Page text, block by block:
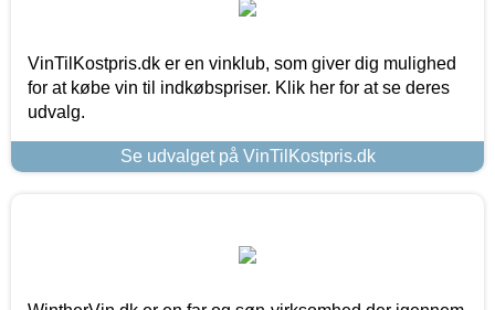
VinTilKostpris.dk er en vinklub, som giver dig mulighed
for at købe vin til indkøbspriser. Klik her for at se deres
udvalg.
Se udvalget på VinTilKostpris.dk